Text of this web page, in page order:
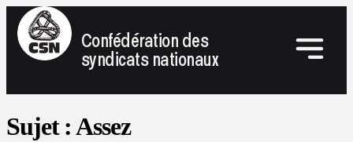
Confédération des
syndicats nationaux
Sujet :Assez